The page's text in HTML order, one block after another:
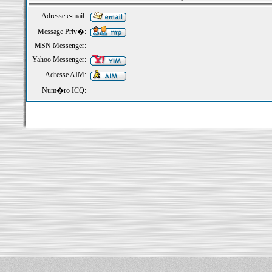
Adresse e-mail:
Message Priv�:
MSN Messenger:
Yahoo Messenger:
Adresse AIM:
Num�ro ICQ: